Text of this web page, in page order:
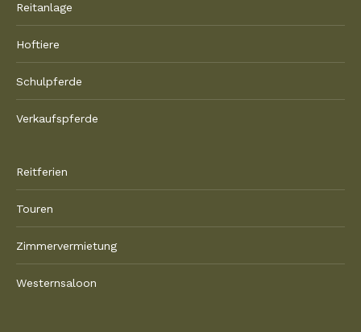
Reitanlage
Hoftiere
Schulpferde
Verkaufspferde
Reitferien
Touren
Zimmervermietung
Westernsaloon